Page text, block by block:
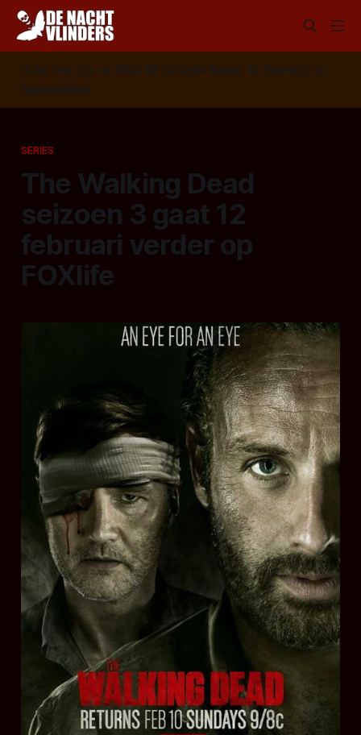
Volg ons op: 📣 RSS 📰 Google News 🦋 Bluesky
✉️
Nieuwsbrief
SERIES
The Walking Dead
seizoen 3 gaat 12
februari verder op
FOXlife